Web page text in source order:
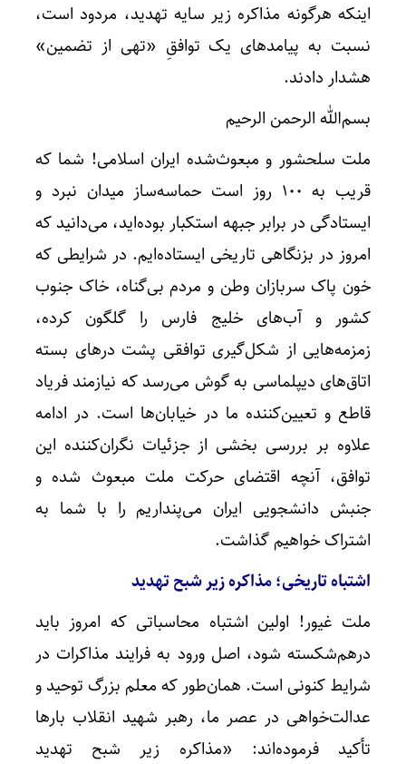
اینکه هرگونه مذاکره زیر سایه تهدید، مردود است،
نسبت به پیامدهای یک توافقِ «تهی از تضمین»
هشدار دادند.
بسم‌الله الرحمن الرحیم
ملت سلحشور و مبعوث‌شده ایران اسلامی! شما که
قریب به ۱۰۰ روز است حماسه‌ساز میدان نبرد و
ایستادگی در برابر جبهه استکبار بوده‌اید، می‌دانید که
امروز در بزنگاهی تاریخی ایستاده‌ایم. در شرایطی که
خون پاک سربازان وطن و مردم بی‌گناه، خاک جنوب
کشور و آب‌های خلیج فارس را گلگون کرده،
زمزمه‌هایی از شکل‌گیری توافقی پشت درهای بسته
اتاق‌های دیپلماسی به گوش می‌رسد که نیازمند فریاد
قاطع و تعیین‌کننده ما در خیابان‌ها است. در ادامه
علاوه بر بررسی بخشی از جزئیات نگران‌کننده این
توافق، آنچه اقتضای حرکت ملت مبعوث شده و
جنبش دانشجویی ایران می‌پنداریم را با شما به
اشتراک خواهیم گذاشت.
اشتباه تاریخی؛ مذاکره زیر شبح تهدید
ملت غیور! اولین اشتباه محاسباتی که امروز باید
درهم‌شکسته شود، اصل ورود به فرایند مذاکرات در
شرایط کنونی است. همان‌طور که معلم بزرگ توحید و
عدالت‌خواهی در عصر ما، رهبر شهید انقلاب بارها
تأکید فرموده‌اند: «مذاکره زیر شبح تهدید